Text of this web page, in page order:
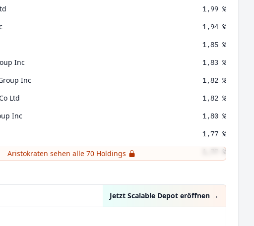
1,99 %
1,94 %
1,85 %
Inc 1,83 %
Inc 1,82 %
Ltd 1,82 %
Inc 1,80 %
1,77 %
1,77 %
Aristokraten sehen alle 70 Holdings
Jetzt Scalable Depot eröffnen →